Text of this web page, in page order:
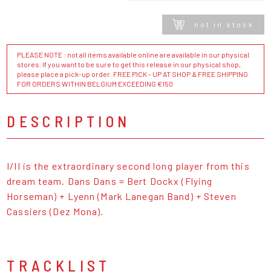
not in stock
PLEASE NOTE : not all items available online are available in our physical
stores. If you want to be sure to get this release in our physical shop,
please place a pick-up order. FREE PICK - UP AT SHOP & FREE SHIPPING
FOR ORDERS WITHIN BELGIUM EXCEEDING €150
DESCRIPTION
I/II is the extraordinary second long player from this
dream team. Dans Dans = Bert Dockx (Flying
Horseman) + Lyenn (Mark Lanegan Band) + Steven
Cassiers (Dez Mona).
TRACKLIST